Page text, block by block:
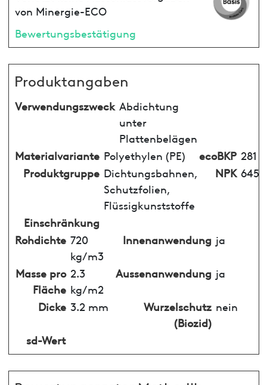
von Minergie-ECO
Bewertungsbestätigung
Produktangaben
Verwendungszweck Abdichtung
unter
Plattenbelägen
Materialvariante Polyethylen (PE) ecoBKP 281
Produktgruppe Dichtungsbahnen,
Schutzfolien,
Flüssigkunststoffe
NPK 645
Einschränkung
Rohdichte 720
kg/m3
Innenanwendung ja
Masse pro
Fläche
2.3
kg/m2
Aussenanwendung ja
Dicke 3.2 mm
Wurzelschutz
(Biozid)
nein
sd-Wert